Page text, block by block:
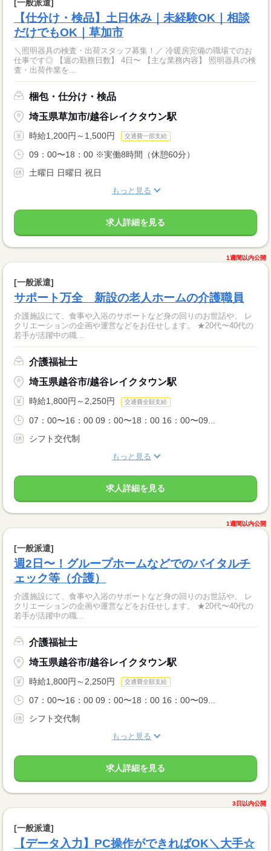
[一般派遣]
【仕分け・検品】土日休み｜未経験OK｜相談
だけでもOK｜草加市
＼照明器具の検査・出荷スタッフ募集！／ 冷暖房完備の職場でのお
仕事です◎ 【週の勤務日数】 4日〜 【主な業務内容】 照明器具の検
査・出荷作業を...
梱包・仕分け・検品
埼玉県草加市/越谷レイクタウン駅
時給1,200円～1,500円 交通費一部支給
09：00〜18：00 ※実働8時間（休憩60分）
土曜日 日曜日 祝日
もっと見る
求人詳細を見る
1週間以内公開
[一般派遣]
サポート万全 新設の老人ホームの介護職員
介護施設にて、食事や入浴のサポートなど身の回りのお世話や、 レ
クリエーションの企画や運営などをお任せします。 ★20代〜40代の
若手が活躍中の職...
介護福祉士
埼玉県越谷市/越谷レイクタウン駅
時給1,800円～2,250円 交通費全額支給
07：00〜16：00 09：00〜18：00 16：00〜09...
シフト交代制
もっと見る
求人詳細を見る
1週間以内公開
[一般派遣]
週2日〜！グループホームなどでのバイタルチ
ェック等（介護）
介護施設にて、食事や入浴のサポートなど身の回りのお世話や、 レ
クリエーションの企画や運営などをお任せします。 ★20代〜40代の
若手が活躍中の職...
介護福祉士
埼玉県越谷市/越谷レイクタウン駅
時給1,800円～2,250円 交通費全額支給
07：00〜16：00 09：00〜18：00 16：00〜09...
シフト交代制
もっと見る
求人詳細を見る
3日以内公開
[一般派遣]
【データ入力】PC操作ができればOK＼大手☆